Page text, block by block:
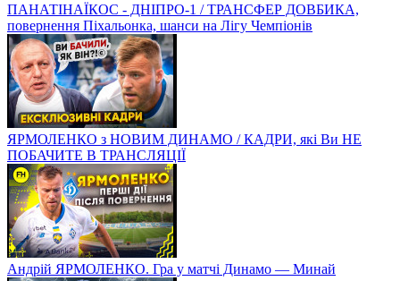
ПАНАТІНАЇКОС - ДНІПРО-1 / ТРАНСФЕР ДОВБИКА,
повернення Піхальонка, шанси на Лігу Чемпіонів
ЯРМОЛЕНКО з НОВИМ ДИНАМО / КАДРИ, які Ви НЕ
ПОБАЧИТЕ В ТРАНСЛЯЦІЇ
Андрій ЯРМОЛЕНКО. Гра у матчі Динамо — Минай